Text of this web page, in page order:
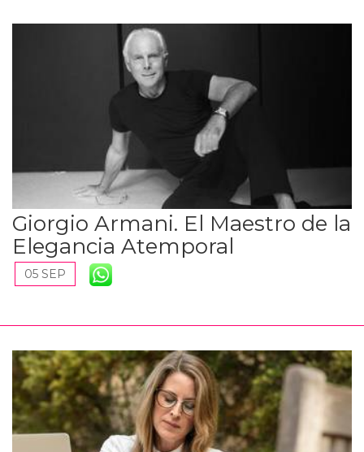
Giorgio Armani. El Maestro de la
Elegancia Atemporal
05 SEP